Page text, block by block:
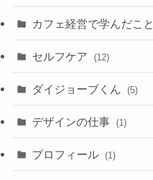
カフェ経営で学んだこと
セルフケア (12)
ダイジョーブくん (5)
デザインの仕事 (1)
プロフィール (1)